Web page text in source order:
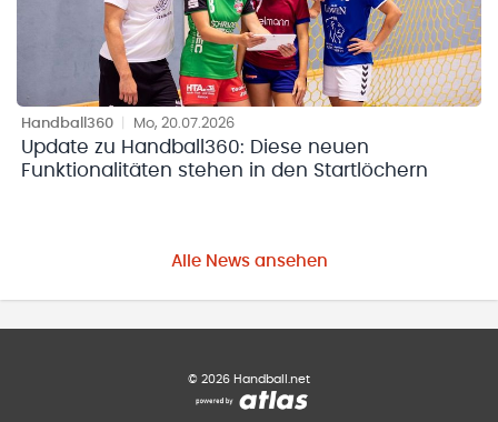
Handball360 Mo, 20.07.2026
Update zu Handball360: Diese neuen
Funktionalitäten stehen in den Startlöchern
Alle News ansehen
© 2026 Handball.net